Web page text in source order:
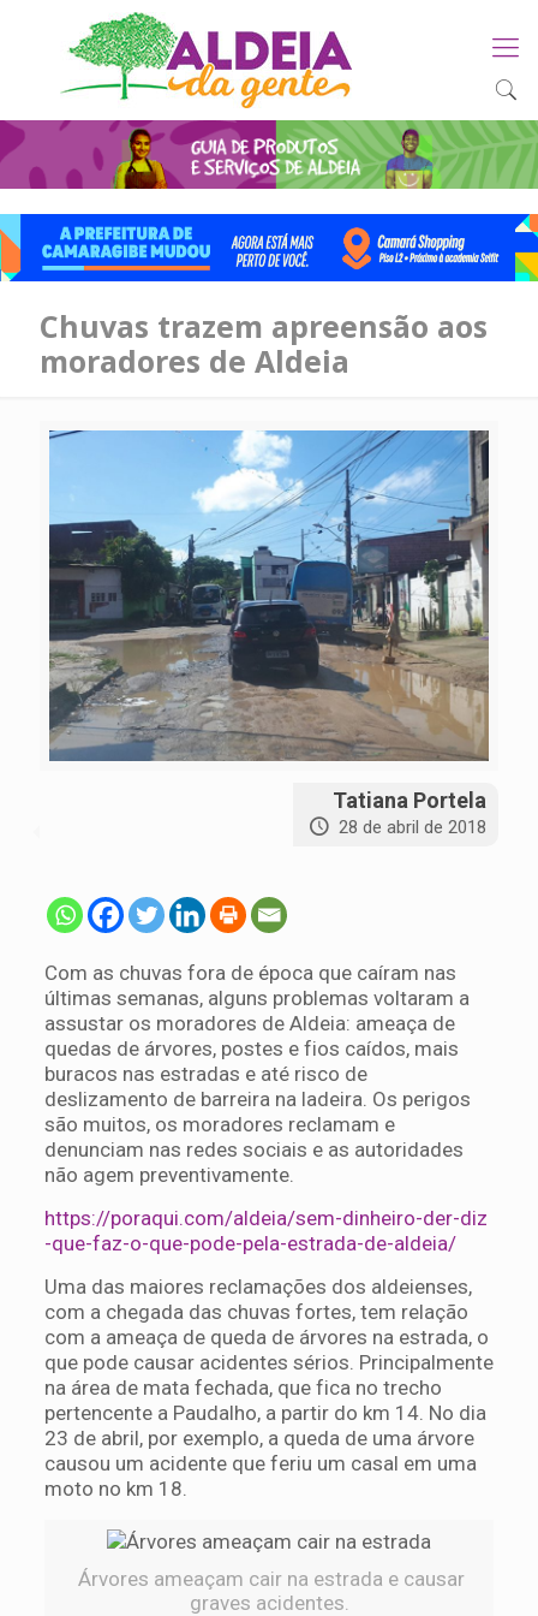
Chuvas trazem apreensão aos
moradores de Aldeia
Tatiana Portela
28 de abril de 2018
Com as chuvas fora de época que caíram nas
últimas semanas, alguns problemas voltaram a
assustar os moradores de Aldeia: ameaça de
quedas de árvores, postes e fios caídos, mais
buracos nas estradas e até risco de
deslizamento de barreira na ladeira. Os perigos
são muitos, os moradores reclamam e
denunciam nas redes sociais e as autoridades
não agem preventivamente.
https://poraqui.com/aldeia/sem-dinheiro-der-diz
-que-faz-o-que-pode-pela-estrada-de-aldeia/
Uma das maiores reclamações dos aldeienses,
com a chegada das chuvas fortes, tem relação
com a ameaça de queda de árvores na estrada, o
que pode causar acidentes sérios. Principalmente
na área de mata fechada, que fica no trecho
pertencente a Paudalho, a partir do km 14. No dia
23 de abril, por exemplo, a queda de uma árvore
causou um acidente que feriu um casal em uma
moto no km 18.
Árvores ameaçam cair na estrada e causar
graves acidentes.